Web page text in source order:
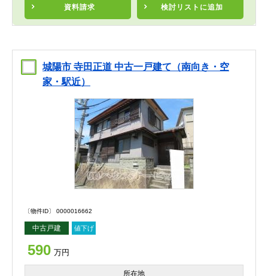
資料請求 検討リスト に追加
城陽市 寺田正道 中古一戸建て（南向き・空
家・駅近）
〔物件ID〕 0000016662
中古戸建 値下げ
590 万円
所在地